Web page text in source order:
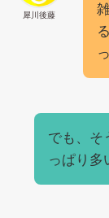
犀川後藤
でも、そ
っぱり多